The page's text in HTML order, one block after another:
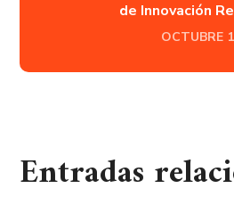
de Innovación
OCTUBRE
Entradas